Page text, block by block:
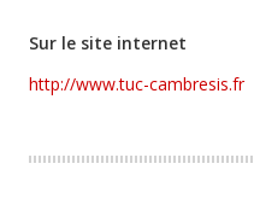
Sur le site internet
http://www.tuc-cambresis.fr